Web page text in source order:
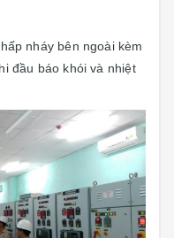
nháy bên ngoài kèm
đầu báo khói và nhiệt